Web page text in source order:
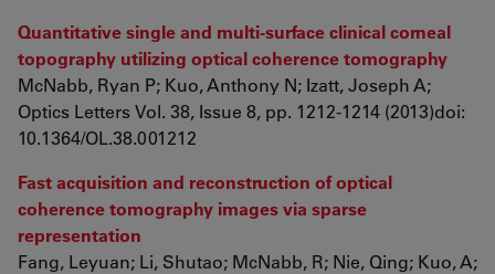
Quantitative single and multi-surface clinical corneal
topography utilizing optical coherence tomography
McNabb, Ryan P; Kuo, Anthony N; Izatt, Joseph A;
Optics LettersVol. 38, Issue 8, pp. 1212-1214 (2013)doi:
10.1364/OL.38.001212
Fast acquisition and reconstruction of optical
coherence tomography images via sparse
representation
Fang, Leyuan; Li, Shutao; McNabb, R; Nie, Qing; Kuo, A;